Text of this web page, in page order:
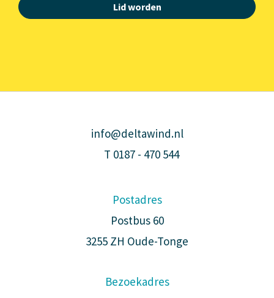
Lid worden
info@deltawind.nl
T 0187 - 470 544
Postadres
Postbus 60
3255 ZH Oude-Tonge
Bezoekadres